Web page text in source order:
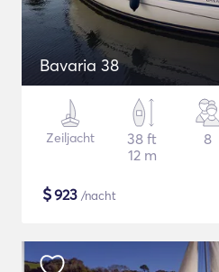
Bavaria 38
Zeiljacht
38 ft
12 m
8
$923 /nacht